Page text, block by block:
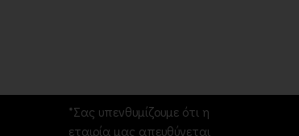
*Σας υπενθυμίζουμε ότι η
εταιρία μας απευθύνεται